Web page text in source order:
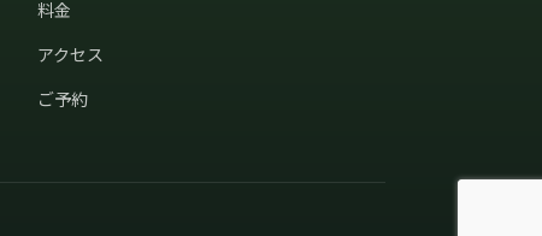
料金
アクセス
ご予約